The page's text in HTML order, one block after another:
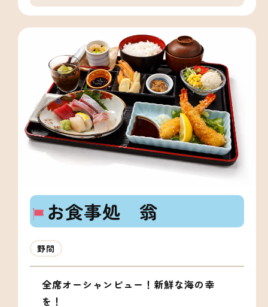
お食事処 翁
野間
全席オーシャンビュー！新鮮な海の幸
を！